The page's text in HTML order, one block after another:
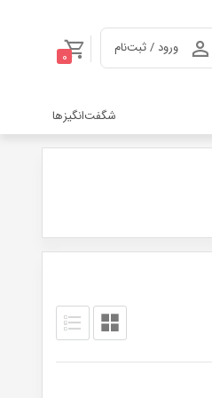
0
ورود / ثبت‌نام
شگفت‌انگیزها